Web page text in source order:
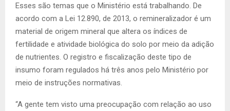
Esses são temas que o Ministério está trabalhando. De
acordo com a Lei 12.890, de 2013, o remineralizador é um
material de origem mineral que altera os índices de
fertilidade e atividade biológica do solo por meio da adição
de nutrientes. O registro e fiscalização deste tipo de
insumo foram regulados há três anos pelo Ministério por
meio de instruções normativas.
“A gente tem visto uma preocupação com relação ao uso